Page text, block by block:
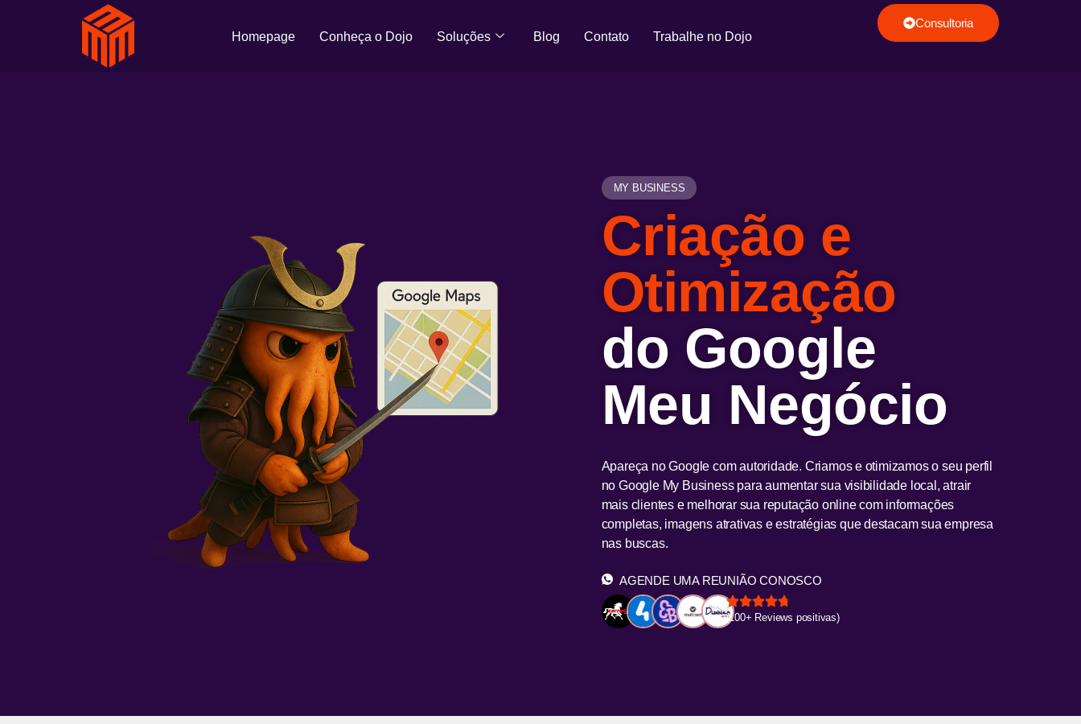
Homepage Conheça o Dojo Soluções Blog Contato Trabalhe no Dojo
Consultoria
MY BUSINESS
Criação e
Otimização
do Google
Meu Negócio
Apareça no Google com autoridade. Criamos e otimizamos o seu perfil
no Google My Business para aumentar sua visibilidade local, atrair
mais clientes e melhorar sua reputação online com informações
completas, imagens atrativas e estratégias que destacam sua empresa
nas buscas.
AGENDE UMA REUNIÃO CONOSCO
(100+ Reviews positivas)